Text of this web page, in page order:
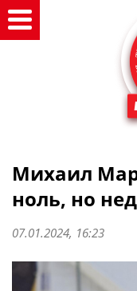
Михаил
ноль, но
07.01.2024, 16:23